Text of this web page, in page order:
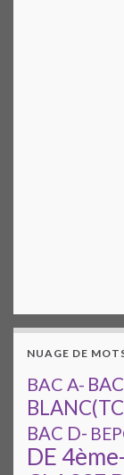
NUAGE DE
BAC A-
BAC D-
DE 4ème-